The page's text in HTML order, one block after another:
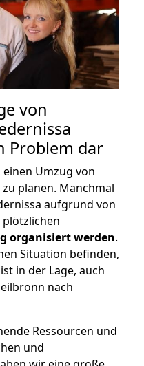
von
Problem dar
Umzug von
planen. Manchmal
aufgrund von
plötzlichen
organisiert werden.
Situation befinden,
in der Lage, auch
nach
Ressourcen und
und